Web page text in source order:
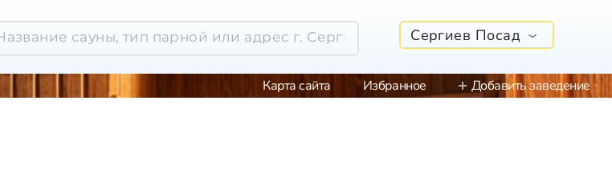
Сергиев Посад
Карта сайта Избранное Добавить заведение